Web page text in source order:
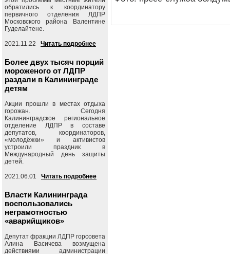
обратились к координатору
первичного отделения ЛДПР
Московского района Валентине
Гуделайтене.
2021.11.22 Читать подробнее
Более двух тысяч порций
мороженого от ЛДПР
раздали в Калининграде
детям
Акции прошли в местах отдыха
горожан. Сегодня
Калининградское региональное
отделение ЛДПР в составе
депутатов, координаторов,
«молодёжки» и активистов
устроили праздник в
Международный день защиты
детей.
2021.06.01 Читать подробнее
Власти Калининграда
воспользовались
неграмотностью
«аварийщиков»
Депутат фракции ЛДПР горсовета
Алина Васичева возмущена
действиями администрации